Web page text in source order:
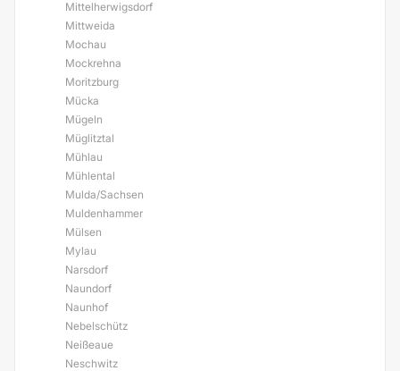
Mittelherwigsdorf
Mittweida
Mochau
Mockrehna
Moritzburg
Mücka
Mügeln
Müglitztal
Mühlau
Mühlental
Mulda/Sachsen
Muldenhammer
Mülsen
Mylau
Narsdorf
Naundorf
Naunhof
Nebelschütz
Neißeaue
Neschwitz